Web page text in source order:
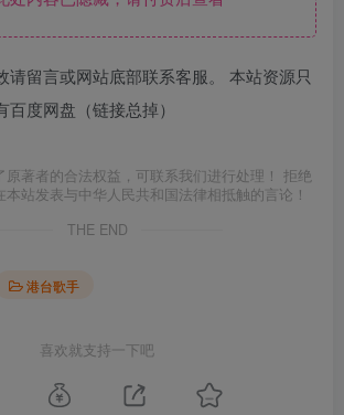
请留言或网站底部联系客服。 本站资源只
度网盘（链接总掉）
原著者的合法权益，可联系我们进行处理！ 拒绝
站发表与中华人民共和国法律相抵触的言论！
THE END
港台歌手
喜欢就支持一下吧